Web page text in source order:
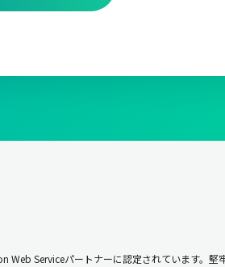
Web Serviceパートナーに認定されています。堅